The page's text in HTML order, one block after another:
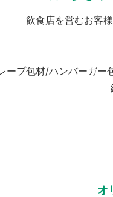
飲食店を営むお客
ープ包材/ハンバーガ
オ